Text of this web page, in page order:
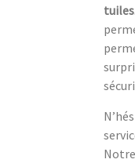
tuiles